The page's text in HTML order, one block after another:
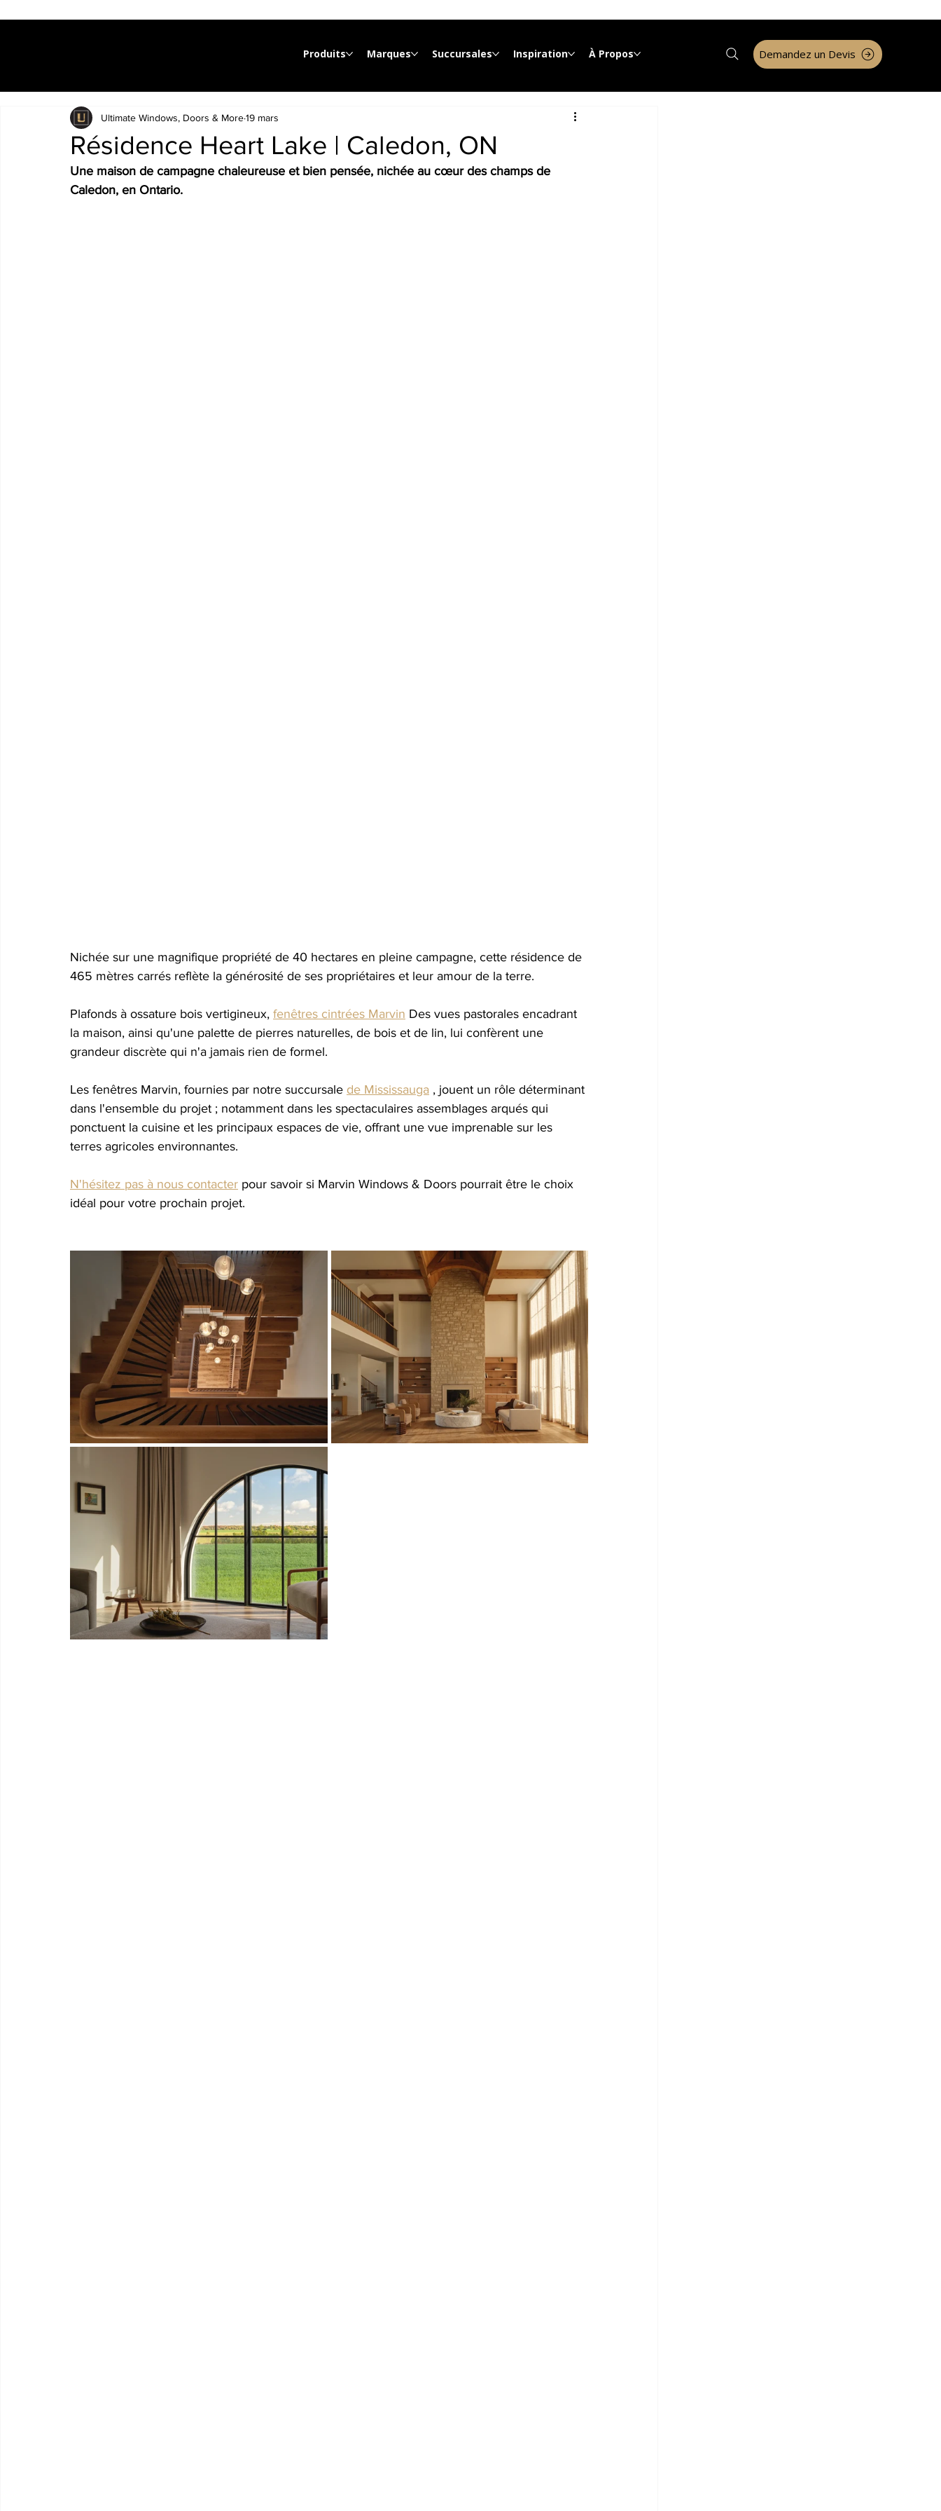
Demandez un Devis
Produits Marques Succursales Inspiration À Propos
Résidence Heart Lake | Caledon, ON
Ultimate Windows, Doors & More19 mars
Une maison de campagne chaleureuse et bien pensée, nichée au cœur des champs de
Caledon, en Ontario.
Nichée sur une magnifique propriété de 40 hectares en pleine campagne, cette résidence de
465 mètres carrés reflète la générosité de ses propriétaires et leur amour de la terre.
Plafonds à ossature bois vertigineux, fenêtres cintrées Marvin Des vues pastorales encadrant
la maison, ainsi qu'une palette de pierres naturelles, de bois et de lin, lui confèrent une
grandeur discrète qui n'a jamais rien de formel.
Les fenêtres Marvin, fournies par notre succursale de Mississauga , jouent un rôle déterminant
dans l'ensemble du projet ; notamment dans les spectaculaires assemblages arqués qui
ponctuent la cuisine et les principaux espaces de vie, offrant une vue imprenable sur les
terres agricoles environnantes.
N'hésitez pas à nous contacter pour savoir si Marvin Windows & Doors pourrait être le choix
idéal pour votre prochain projet.